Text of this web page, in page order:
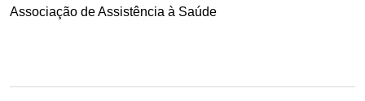
Associação de Assistência à Saúde